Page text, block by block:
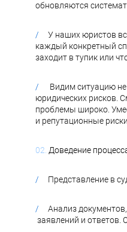
обновляются
/ У наших юристов
каждый конкретный
заходит в тупик или
/ Видим ситуацию не
юридических рисков.
проблемы широко.
и репутационные
02. Доведение
/ Представление в
/ Анализ
заявлений и